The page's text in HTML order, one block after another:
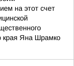
на этот счет
края Яна Шрамко